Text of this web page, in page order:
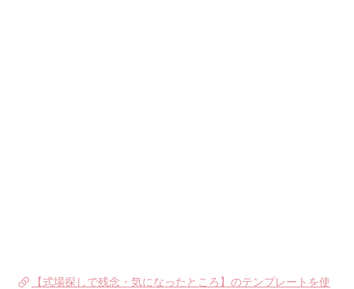
【式場探しで残念・気になったところ】のテンプレートを使